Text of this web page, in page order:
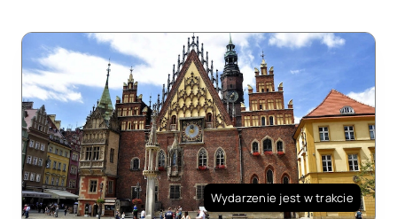
Wydarzenie jest w trakcie